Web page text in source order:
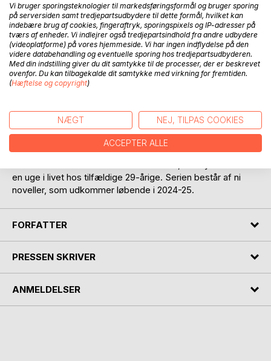
Oskar er gået i stå. 29 år gammel, fastlåst i en hverdag med
arbejde, øl og PlayStation, og et forhold, der smuldrer
mellem fingrene på ham. Hans kæreste kræver mere, end
han kan give, og Oskar kan ikke længere finde mening i det
liv, han lever. Indtil den dag, hvor det hele brister.
Oskar er en fortælling om, hvordan hverdagen kan blive så
over. Det er historien om følelsen af at sakke bagud,
frygten for at gå glip af noget og menneskets konstante
en uge i livet hos tilfældige 29-årige. Serien består af ni
noveller, som udkommer løbende i 2024-25.
FORFATTER
PRESSEN SKRIVER
ANMELDELSER
Vi bruger sporingsteknologier til markedsføringsformål og bruger sporing
på serversiden samt tredjepartsudbydere til dette formål, hvilket kan
indebære brug af cookies, fingeraftryk, sporingspixels og IP-adresser på
tværs af enheder. Vi indlejrer også tredjepartsindhold fra andre udbydere
(videoplatforme) på vores hjemmeside. Vi har ingen indflydelse på den
videre databehandling og eventuelle sporing hos tredjepartsudbyderen.
Med din indstilling giver du dit samtykke til de processer, der er beskrevet
ovenfor. Du kan tilbagekalde dit samtykke med virkning for fremtiden.
(Hæftelse og copyright)
NÆGT NEJ, TILPAS COOKIES
ACCEPTER ALLE